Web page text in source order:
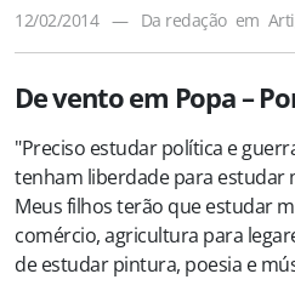
12/02/2014 — Da redação em
De vento em Popa –
"Preciso estudar política e
tenham liberdade para estudar
Meus filhos terão que estudar
comércio, agricultura para
de estudar pintura, poesia e